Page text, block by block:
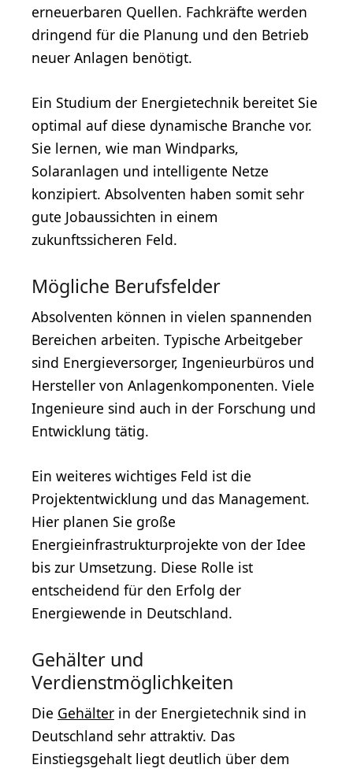
erneuerbaren Quellen. Fachkräfte werden
dringend für die Planung und den Betrieb
neuer Anlagen benötigt.
Ein Studium der Energietechnik bereitet Sie
optimal auf diese dynamische Branche vor.
Sie lernen, wie man Windparks,
Solaranlagen und intelligente Netze
konzipiert. Absolventen haben somit sehr
gute Jobaussichten in einem
zukunftssicheren Feld.
Mögliche Berufsfelder
Absolventen können in vielen spannenden
Bereichen arbeiten. Typische Arbeitgeber
sind Energieversorger, Ingenieurbüros und
Hersteller von Anlagenkomponenten. Viele
Ingenieure sind auch in der Forschung und
Entwicklung tätig.
Ein weiteres wichtiges Feld ist die
Projektentwicklung und das Management.
Hier planen Sie große
Energieinfrastrukturprojekte von der Idee
bis zur Umsetzung. Diese Rolle ist
entscheidend für den Erfolg der
Energiewende in Deutschland.
Gehälter und
Verdienstmöglichkeiten
Die Gehälter in der Energietechnik sind in
Deutschland sehr attraktiv. Das
Einstiegsgehalt liegt deutlich über dem